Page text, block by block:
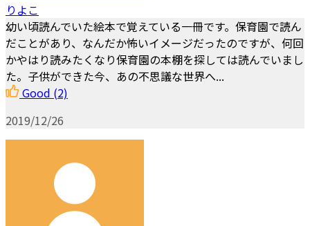
りよこ
幼い頃読んでいた絵本で覚えている一冊です。保育園で読ん
だことがあり、なんだか怖いイメージだったのですが、何回
かやはり読みたくなり保育園の本棚を探しては読んでいまし
た。子供ができた今、あの不思議な世界へ...
Good (2)
2019/12/26